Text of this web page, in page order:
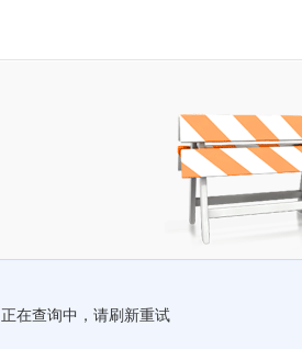
正在查询中，请刷新重试